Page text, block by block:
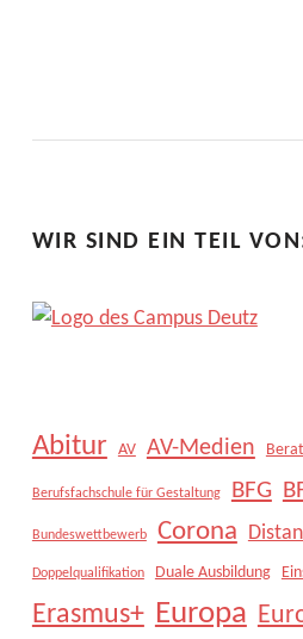
WIR SIND EIN TEIL
Abitur AV AV-Medien
Berufsfachschule für Gestaltung BFG
Bundeswettbewerb Corona
Doppelqualifikation Duale Ausbildung
Erasmus+ Europa